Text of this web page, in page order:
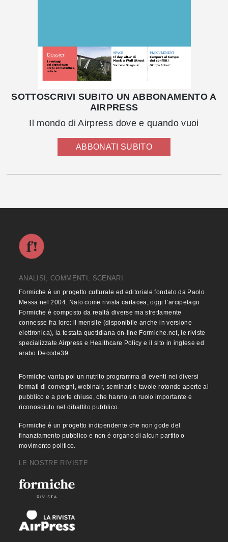
SOTTOSCRIVI SUBITO UN ABBONAMENTO A
AIRPRESS
Il mondo di Airpress dove e quando vuoi
ABBONATI SUBITO
ANALISI, COMMENTI, SCENARI
Formiche è un progetto culturale ed editoriale fondato da Paolo
Messa nel 2004. Nato come rivista cartacea, oggi l’arcipelago
Formiche è composto da realtà diverse ma strettamente
connesse fra loro: il mensile (disponibile anche in versione
elettronica), la testata quotidiana on-line Formiche.net, le riviste
specializzate Airpress e Healthcare Policy e il sito in inglese ed
arabo Decode39.
Formiche vanta poi un nutrito programma di eventi nei diversi
formati di convegni, webinair, seminari e tavole rotonde aperte al
pubblico e a porte chiuse, che hanno un ruolo importante e
riconosciuto nel dibattito pubblico.
Formiche è un progetto indipendente che non gode del
finanziamento pubblico e non è organo di alcun partito o
movimento politico.
LE NOSTRE RIVISTE